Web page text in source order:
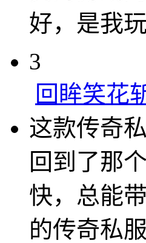
好，是我
3
回眸笑花
这款传奇
回到了那
快，总能
的传奇私